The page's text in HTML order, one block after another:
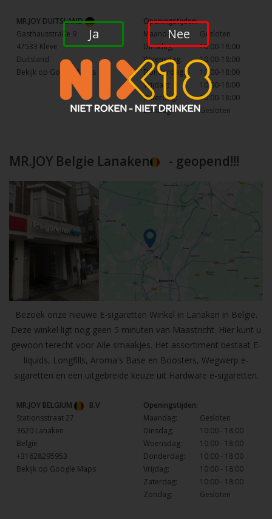
MR.JOY DUITSLAND
Gasthausstraße 9
47533 Kleve
Duitsland
Bekijk op Google Maps
Openingstijden:
Maandag:
Gesloten
Dinsdag:
10:00-18:00
Woensdag:
10:00-18:00
Donderdag:
10:00-18:00
Vrijdag:
10:00-18:00
Zaterdag:
10:00-18:00
Zondag:
Gesloten
MR.JOY Belgie Lanaken - geopend!!!
Bezoek onze nieuwe E-sigaretten Winkel in Lanaken in Belgie.
Deze winkel ligt nog geen 5 minuten van Maastricht. Hier kunt u
gewoon terecht voor Alle smaakjes. Het assortiment bestaat E-
liquids, Longfills, Aroma's Base en Boosters, Wegwerp e-
sigaretten en een uitgebreide keuze uit Hardware e-sigaretten.
MR.JOY BELGIUM
B.V
Stationsstraat 27
3620 Lanaken
België
+31628295953
Bekijk op Google Maps
Openingstijden:
Maandag:
Gesloten
Dinsdag:
10:00 - 18:00
Woensdag:
10:00 - 18:00
Donderdag:
10:00 - 18:00
Vrijdag:
10:00 - 18:00
Zaterdag:
10:00 - 18:00
Zondag:
Gesloten
Ja Nee